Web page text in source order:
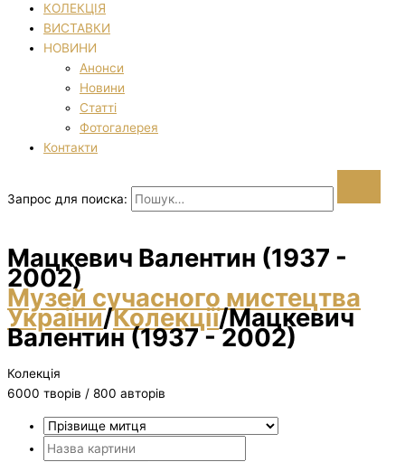
КОЛЕКЦІЯ
ВИСТАВКИ
НОВИНИ
Анонси
Новини
Статті
Фотогалерея
Контакти
Запрос для поиска:
Мацкевич Валентин (1937 -
2002)
Музей сучасного мистецтва
України/Колекції/Мацкевич
Валентин (1937 - 2002)
Колекція
6000 творiв / 800 авторів